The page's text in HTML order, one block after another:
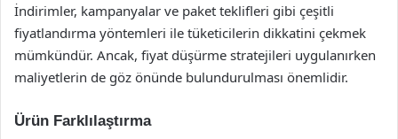
İndirimler, kampanyalar ve paket teklifleri gibi çeşitli
fiyatlandırma yöntemleri ile tüketicilerin dikkatini çekmek
mümkündür. Ancak, fiyat düşürme stratejileri uygulanırken
maliyetlerin de göz önünde bulundurulması önemlidir.
Ürün Farklılaştırma